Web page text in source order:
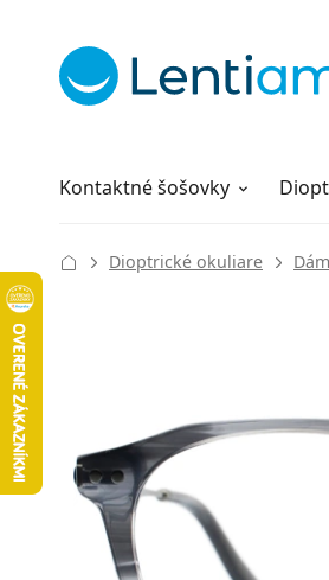
Kontaktné šošovky
Roztoky
Všetko o nákupe
Dioptrické okuliare